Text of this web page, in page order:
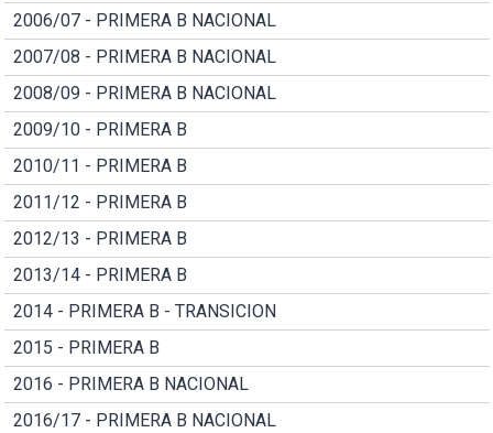
2006/07 - PRIMERA B NACIONAL
2007/08 - PRIMERA B NACIONAL
2008/09 - PRIMERA B NACIONAL
2009/10 - PRIMERA B
2010/11 - PRIMERA B
2011/12 - PRIMERA B
2012/13 - PRIMERA B
2013/14 - PRIMERA B
2014 - PRIMERA B - TRANSICION
2015 - PRIMERA B
2016 - PRIMERA B NACIONAL
2016/17 - PRIMERA B NACIONAL